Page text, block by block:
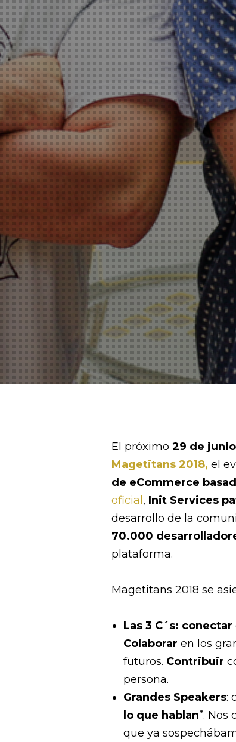
El próximo 29 de junio
Magetitans 2018, el
de eCommerce
oficial, Init Services
desarrollo de la
70.000
plataforma.
Magetitans 2018 se
Las 3 C´s: conectar
Colaborar en los
futuros. Contribuir
persona.
Grandes Speakers:
lo que hablan”.
que ya